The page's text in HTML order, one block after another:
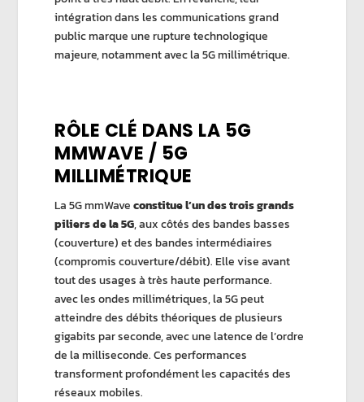
intégration dans les communications grand
public marque une rupture technologique
majeure, notamment avec la 5G millimétrique.
RÔLE CLÉ DANS LA 5G
MMWAVE / 5G
MILLIMÉTRIQUE
La 5G mmWaveconstitue l’un des trois grands
piliers de la 5G, aux côtés des bandes basses
(couverture) et des bandes intermédiaires
(compromis couverture/débit). Elle vise avant
tout des usages à très haute performance.
avec les ondes millimétriques, la 5G peut
atteindre des débits théoriques de plusieurs
gigabits par seconde, avec une latence de l’ordre
de la milliseconde. Ces performances
transforment profondément les capacités des
réseaux mobiles.